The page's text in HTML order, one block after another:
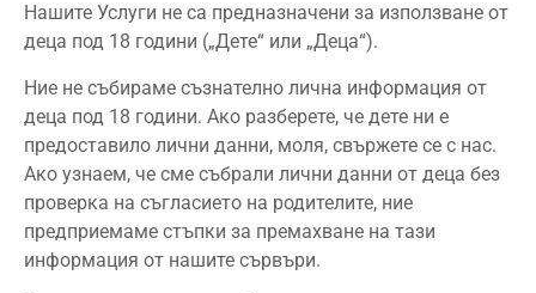
Нашите Услуги не са предназначени за използване от
деца под 18 години („Дете“ или „Деца“).
Ние не събираме съзнателно лична информация от
деца под 18 години. Ако разберете, че дете ни е
предоставило лични данни, моля, свържете се с нас.
Ако узнаем, че сме събрали лични данни от деца без
проверка на съгласието на родителите, ние
предприемаме стъпки за премахване на тази
информация от нашите сървъри.